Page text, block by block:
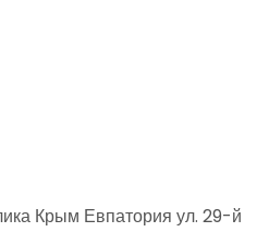
Крым Евпатория ул. 29-й